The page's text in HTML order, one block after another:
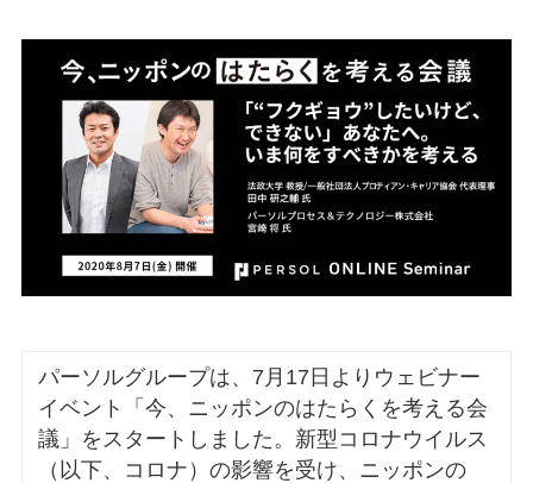
パーソルグループは、7月17日よりウェビナー
イベント「今、ニッポンのはたらくを考える会
議」をスタートしました。新型コロナウイルス
（以下、コロナ）の影響を受け、ニッポンの